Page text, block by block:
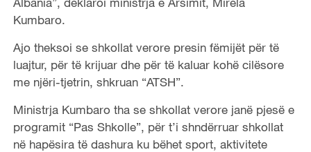
Kumbaro.
Ajo theksoi se shkollat verore presin fëmijët për të
luajtur, për të krijuar dhe për të kaluar kohë cilësore
me njëri-tjetrin, shkruan “ATSH”.
Ministrja Kumbaro tha se shkollat verore janë pjesë e
programit “Pas Shkolle”, për t’i shndërruar shkollat
në hapësira të dashura ku bëhet sport, aktivitete